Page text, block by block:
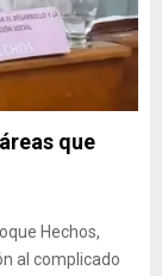
que
Hechos,
al complicado